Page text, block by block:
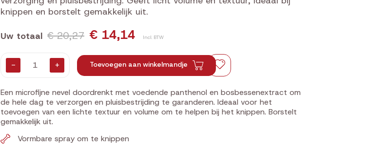
knippen en borstelt gemakkelijk uit.
Uw totaal € 20,27 € 14,14 Incl. BTW
- + Toevoegen aan winkelmandje
Een microfijne nevel doordrenkt met voedende panthenol en bosbessenextract om
de hele dag te verzorgen en pluisbestrijding te garanderen. Ideaal voor het
toevoegen van een lichte textuur en volume om te helpen bij het knippen. Borstelt
gemakkelijk uit.
Vormbare spray om te knippen